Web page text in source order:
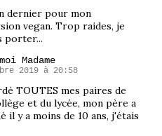
dernier pour mon
vegan. Trop raides, je
porter...
Madame
2019 à 20:58
TOUTES mes paires de
et du lycée, mon père a
il y a moins de 10 ans, j'étais